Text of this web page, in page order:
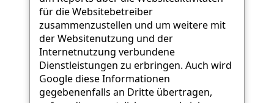
für die Websitebetreiber
zusammenzustellen und um weitere mit
der Websitenutzung und der
Internetnutzung verbundene
Dienstleistungen zu erbringen. Auch wird
Google diese Informationen
gegebenenfalls an Dritte übertragen,